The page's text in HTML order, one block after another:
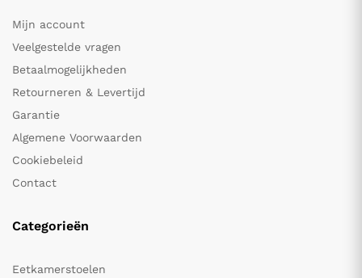
Mijn account
Veelgestelde vragen
Betaalmogelijkheden
Retourneren & Levertijd
Garantie
Algemene Voorwaarden
Cookiebeleid
Contact
Categorieën
Eetkamerstoelen